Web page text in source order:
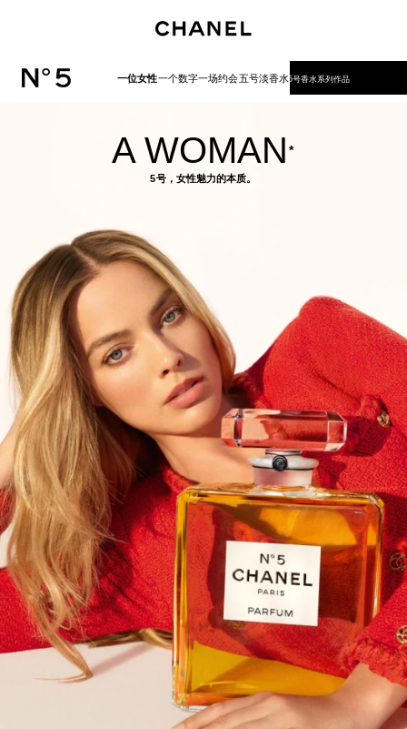
A WOMAN *
5号，女性魅力的本质。
一位女性一个数字一场约会五号淡香水5号香水系列作品